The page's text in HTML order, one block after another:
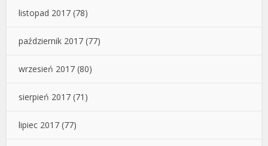
listopad 2017 (78)
październik 2017 (77)
wrzesień 2017 (80)
sierpień 2017 (71)
lipiec 2017 (77)